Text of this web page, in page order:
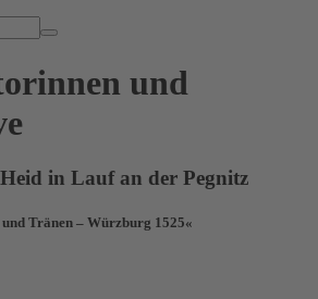
und
in Lauf an der Pegnitz
Tränen – Würzburg 1525«